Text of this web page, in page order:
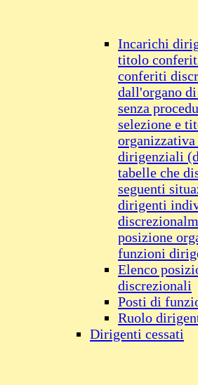
Incarichi
titolo
conferiti
dall'organo
senza
selezione e
dirigenziali
tabelle che
seguenti
dirigenti
posizione
funzioni
Elenco
discrezionali
Posti di
Ruolo
Dirigenti cessati